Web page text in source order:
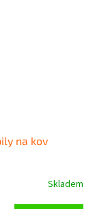
na kov
Skladem